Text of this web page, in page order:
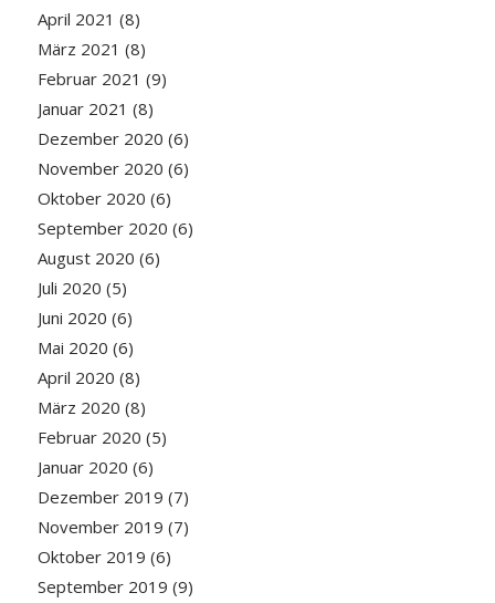
April 2021 (8)
März 2021 (8)
Februar 2021 (9)
Januar 2021 (8)
Dezember 2020 (6)
November 2020 (6)
Oktober 2020 (6)
September 2020 (6)
August 2020 (6)
Juli 2020 (5)
Juni 2020 (6)
Mai 2020 (6)
April 2020 (8)
März 2020 (8)
Februar 2020 (5)
Januar 2020 (6)
Dezember 2019 (7)
November 2019 (7)
Oktober 2019 (6)
September 2019 (9)